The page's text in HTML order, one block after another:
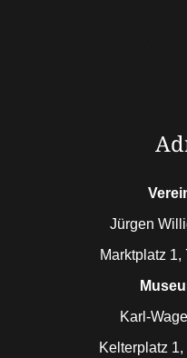
Jürgen
Marktplatz
Karl-
Kelterplatz